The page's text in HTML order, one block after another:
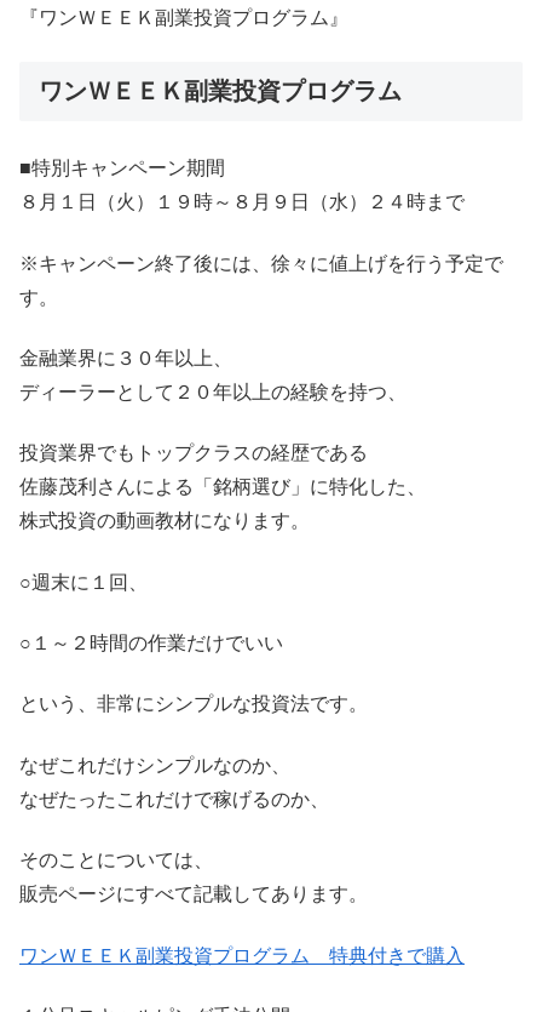
『ワンＷＥＥＫ副業投資プログラム』
ワンＷＥＥＫ副業投資プログラム
■特別キャンペーン期間
８月１日（火）１９時～８月９日（水）２４時まで
※キャンペーン終了後には、徐々に値上げを行う予定で
す。
金融業界に３０年以上、
ディーラーとして２０年以上の経験を持つ、
投資業界でもトップクラスの経歴である
佐藤茂利さんによる「銘柄選び」に特化した、
株式投資の動画教材になります。
○週末に１回、
○１～２時間の作業だけでいい
という、非常にシンプルな投資法です。
なぜこれだけシンプルなのか、
なぜたったこれだけで稼げるのか、
そのことについては、
販売ページにすべて記載してあります。
ワンＷＥＥＫ副業投資プログラム 特典付きで購入